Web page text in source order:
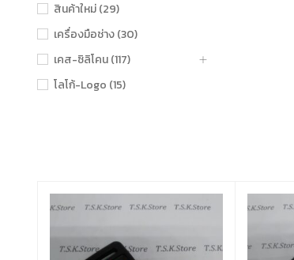
สินค้าใหม่ (29)
เครื่องมือช่าง (30)
เคส-ซิลิโคน (117)
โลโก้-Logo (15)